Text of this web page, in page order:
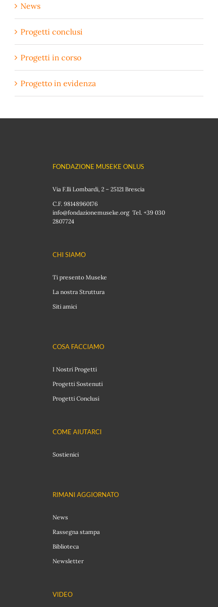
News
Progetti conclusi
Progetti in corso
Progetto in evidenza
FONDAZIONE MUSEKE ONLUS
Via F.lli Lombardi, 2 – 25121 Brescia
C.F. 98148960176
info@fondazionemuseke.org Tel. +39 030
2807724
CHI SIAMO
Ti presento Museke
La nostra Struttura
Siti amici
COSA FACCIAMO
I Nostri Progetti
Progetti Sostenuti
Progetti Conclusi
COME AIUTARCI
Sostienici
RIMANI AGGIORNATO
News
Rassegna stampa
Biblioteca
Newsletter
VIDEO